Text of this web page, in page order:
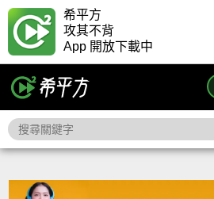
希平方
攻其不背
App 開放下載中